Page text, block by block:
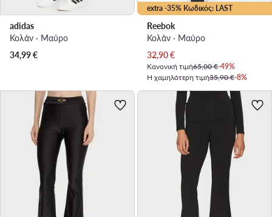
adidas
Κολάν · Μαύρο
34,99€
extra -35% Κωδικός: LAST
Reebok
Κολάν · Μαύρο
Τρέχουσα τιμή
32,90€
Κανονική τιμή65,00 €-49%
Η χαμηλότερη τιμή35,90 €-8%